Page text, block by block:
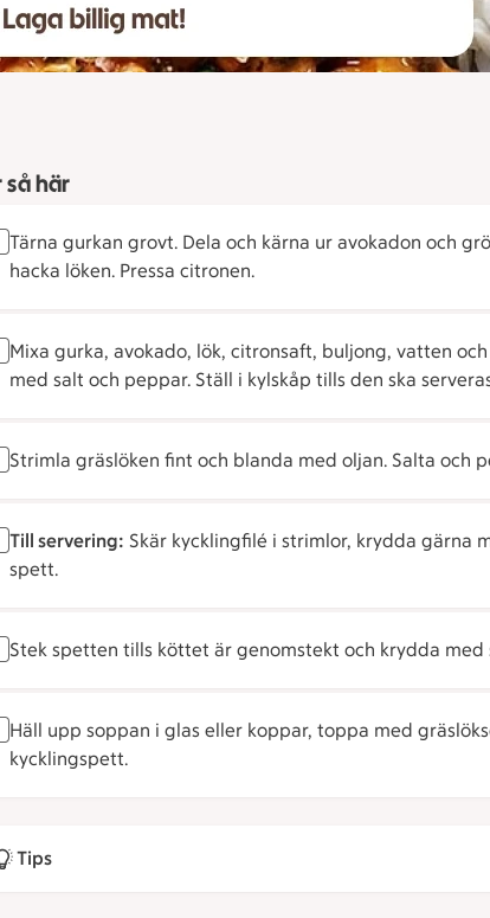
så här
Tärna gurkan grovt. Dela och kärna ur avokadon och
hacka löken. Pressa citronen.
Mixa gurka, avokado, lök, citronsaft, buljong, vatten
med salt och peppar. Ställ i kylskåp tills den ska
Strimla gräslöken fint och blanda med oljan. Salta och
Till servering: Skär kycklingfilé i strimlor, krydda gärna
spett.
Stek spetten tills köttet är genomstekt och krydda med
Häll upp soppan i glas eller koppar, toppa med
kycklingspett.
Tips